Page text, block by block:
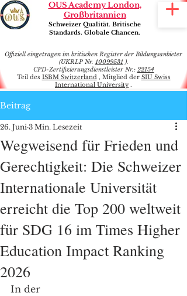
OUS Academy London,
Großbritannien
Schweizer Qualität. Britische
Standards. Globale Chancen.
Offiziell eingetragen im britischen Register der Bildungsanbieter
(UKRLP Nr. 10099531).
CPD-Zertifizierungsdienstleister Nr.: 22154
Teil des ISBM Switzerland, Mitglied der SIU Swiss
International University .
Beitrag
Wegweisend für Frieden und
Gerechtigkeit: Die Schweizer
Internationale Universität
erreicht die Top 200 weltweit
für SDG 16 im Times Higher
Education Impact Ranking
2026
26. Juni 3 Min. Lesezeit
In der